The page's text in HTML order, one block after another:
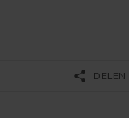
share DELEN